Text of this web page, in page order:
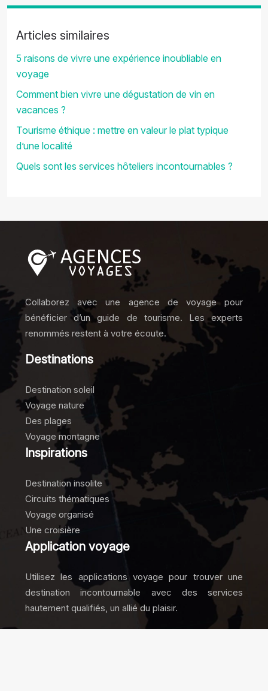
Articles similaires
5 raisons de vivre une expérience inoubliable en
voyage
Comment bien vivre une dégustation de vin en
vacances ?
Tourisme éthique : mettre en valeur le plat typique
d’une localité
Quels sont les services hôteliers incontournables ?
Collaborez avec une agence de voyage pour
bénéficier d’un guide de tourisme. Les experts
renommés restent à votre écoute.
Destinations
Destination soleil
Voyage nature
Des plages
Voyage montagne
Inspirations
Destination insolite
Circuits thématiques
Voyage organisé
Une croisière
Application voyage
Utilisez les applications voyage pour trouver une
destination incontournable avec des services
hautement qualifiés, un allié du plaisir.